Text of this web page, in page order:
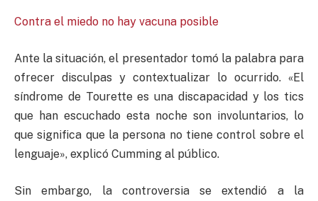
Contra el miedo no hay vacuna posible
Ante la situación, el presentador tomó la palabra para
ofrecer disculpas y contextualizar lo ocurrido. «El
síndrome de Tourette es una discapacidad y los tics
que han escuchado esta noche son involuntarios, lo
que significa que la persona no tiene control sobre el
lenguaje», explicó Cumming al público.
Sin embargo, la controversia se extendió a la